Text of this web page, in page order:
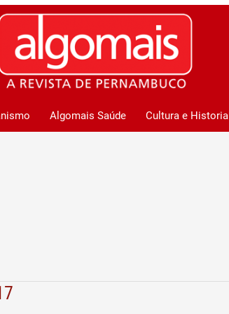
Algomais Saúde Cultura e Historia